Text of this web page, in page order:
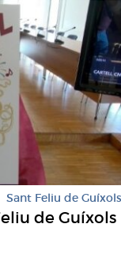
Sant Feliu de Guíxols
de Guíxols